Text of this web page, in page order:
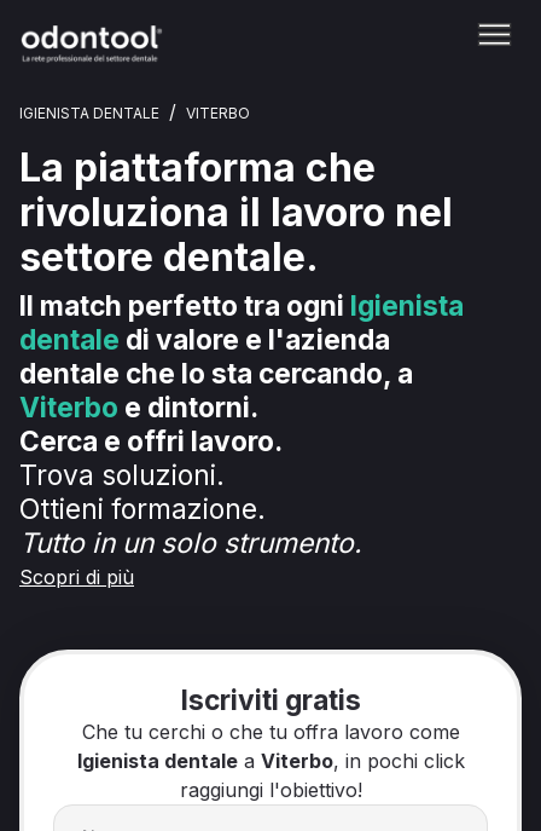
IGIENISTA DENTALE / VITERBO
La piattaforma che
rivoluziona il lavoro nel
settore dentale.
Il match perfetto tra ogni Igienista
dentale di valore e l'azienda
dentale che lo sta cercando, a
Viterbo e dintorni.
Cerca e offri lavoro.
Trova soluzioni.
Ottieni formazione.
Tutto in un solo strumento.
Scopri di più
Iscriviti gratis
Che tu cerchi o che tu offra lavoro come
Igienista dentalea Viterbo, in pochi click
raggiungi l'obiettivo!